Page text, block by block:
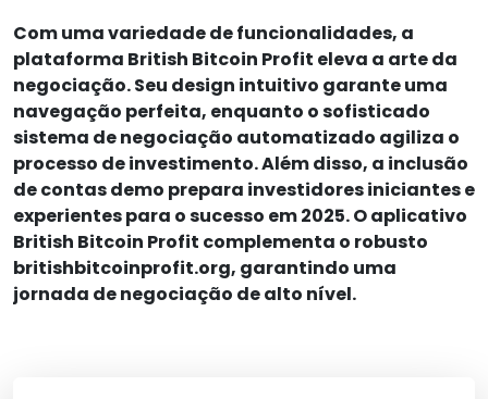
Com uma variedade de funcionalidades, a
plataforma British Bitcoin Profit eleva a arte da
negociação. Seu design intuitivo garante uma
navegação perfeita, enquanto o sofisticado
sistema de negociação automatizado agiliza o
processo de investimento. Além disso, a inclusão
de contas demo prepara investidores iniciantes e
experientes para o sucesso em 2025. O aplicativo
British Bitcoin Profit complementa o robusto
britishbitcoinprofit.org, garantindo uma
jornada de negociação de alto nível.